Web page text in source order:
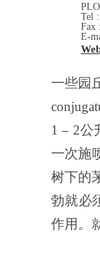
Tel
Fax
E-
一些园
1– 2公
一次施
树下的
勃就必
作用。